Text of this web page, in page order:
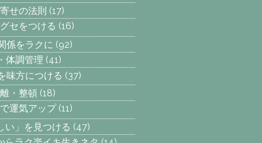
せの法則 (17)
セをつける (16)
係をラクに (92)
体調管理 (41)
味方につける (37)
・整頓(18)
運気アップ(11)
い」を見つける (47)